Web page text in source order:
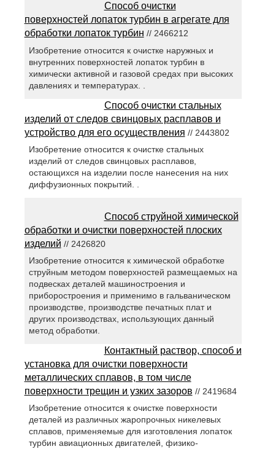
Способ очистки
поверхностей лопаток турбин в агрегате для
обработки лопаток турбин // 2466212
Изобретение относится к очистке наружных и
внутренних поверхностей лопаток турбин в
химически активной и газовой средах при высоких
давлениях и температурах. .
Способ очистки стальных
изделий от следов свинцовых расплавов и
устройство для его осуществления // 2443802
Изобретение относится к очистке стальных
изделий от следов свинцовых расплавов,
остающихся на изделии после нанесения на них
диффузионных покрытий. .
Способ струйной химической
обработки и очистки поверхностей плоских
изделий // 2426820
Изобретение относится к химической обработке
струйным методом поверхностей размещаемых на
подвесках деталей машиностроения и
приборостроения и применимо в гальваническом
производстве, производстве печатных плат и
других производствах, использующих данный
метод обработки.
Контактный раствор, способ и
установка для очистки поверхности
металлических сплавов, в том числе
поверхности трещин и узких зазоров // 2419684
Изобретение относится к очистке поверхности
деталей из различных жаропрочных никелевых
сплавов, применяемые для изготовления лопаток
турбин авиационных двигателей, физико-